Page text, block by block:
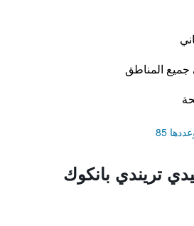
المناطق
85
تريندي بانكوك